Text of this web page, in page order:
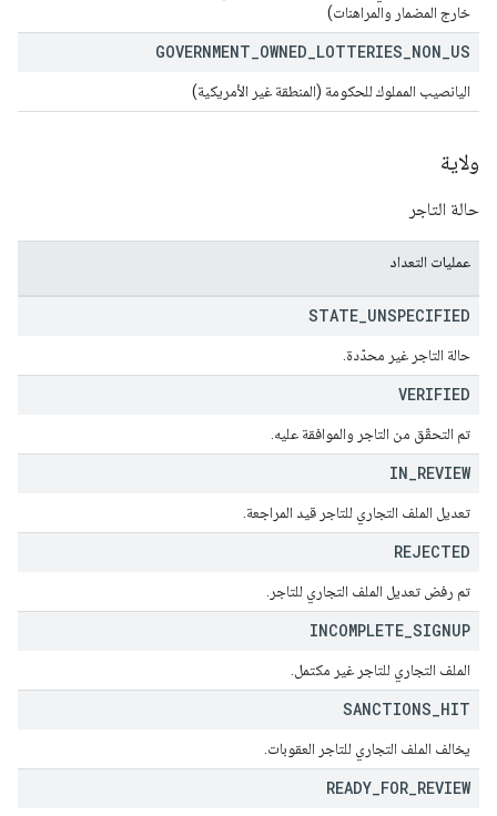
خارج المضمار والمراهنات)
GOVERNMENT OWNED LOTTERIES NON US
اليانصيب المملوك للحكومة (المنطقة غير الأمريكية)
ولاية
حالة التاجر
عمليات التعداد
STATE UNSPECIFIED
حالة التاجر غير محدّدة.
VERIFIED
تم التحقّق من التاجر والموافقة عليه.
IN REVIEW
تعديل الملف التجاري للتاجر قيد المراجعة.
REJECTED
تم رفض تعديل الملف التجاري للتاجر.
INCOMPLETE SIGNUP
الملف التجاري للتاجر غير مكتمل.
SANCTIONS HIT
يخالف الملف التجاري للتاجر العقوبات.
READY FOR REVIEW